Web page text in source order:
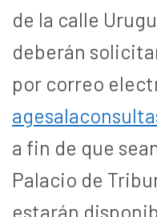
de la calle
deberán
por correo
a fin de que
Palacio de
estarán